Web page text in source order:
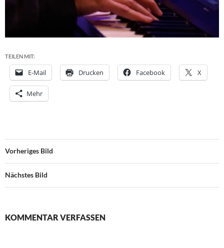
TEILEN MIT:
E-Mail Drucken Facebook X
Mehr
Vorheriges Bild
Nächstes Bild
KOMMENTAR VERFASSEN